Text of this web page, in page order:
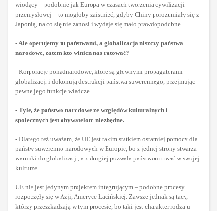
wiodący – podobnie jak Europa w czasach tworzenia cywilizacji
przemysłowej – to mogłoby zaistnieć, gdyby Chiny porozumiały się z
Japonią, na co się nie zanosi i wydaje się mało prawdopodobne.
-Ale operujemy tu państwami, a globalizacja niszczy państwa
narodowe, zatem kto winien nas ratować?
- Korporacje ponadnarodowe, które są głównymi propagatorami
globalizacji i dokonują destrukcji państwa suwerennego, przejmując
pewne jego funkcje władcze.
- Tyle, że państwo narodowe ze względów kulturalnych i
społecznych jest obywatelom niezbędne.
- Dlatego też uważam, że UE jest takim statkiem ostatniej pomocy dla
państw suwerenno-narodowych w Europie, bo z jednej strony stwarza
warunki do globalizacji, a z drugiej pozwala państwom trwać w swojej
kulturze.
UE nie jest jedynym projektem integrującym – podobne procesy
rozpoczęły się w Azji, Ameryce Łacińskiej. Zawsze jednak są tacy,
którzy przeszkadzają w tym procesie, bo taki jest charakter rodzaju